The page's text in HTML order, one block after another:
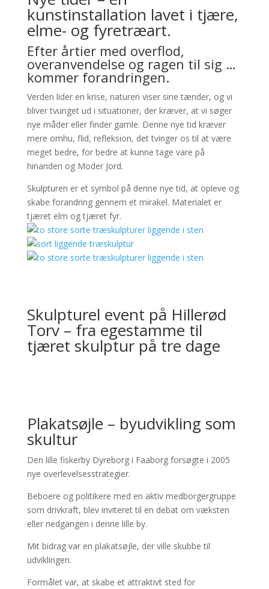
kunstinstallation lavet i tjære,
elme- og fyretræart.
Efter årtier med overflod,
overanvendelse og ragen til sig …
kommer forandringen.
Verden lider en krise, naturen viser sine tænder, og vi
bliver tvunget ud i situationer, der kræver, at vi søger
nye måder eller finder gamle. Denne nye tid kræver
mere omhu, flid, refleksion, det tvinger os til at være
meget bedre, for bedre at kunne tage vare på
hinanden og Moder Jord.
Skulpturen er et symbol på denne nye tid, at opleve og
skabe forandring gennem et mirakel. Materialet er
tjæret elm og tjæret fyr.
Skulpturel event på Hillerød
Torv – fra egestamme til
tjæret skulptur på tre dage
Plakatsøjle – byudvikling som
skultur
Den lille fiskerby Dyreborg i Faaborg forsøgte i 2005
nye overlevelsesstrategier.
Beboere og politikere med en aktiv medborgergruppe
som drivkraft, blev inviteret til en debat om væksten
eller nedgangen i denne lille by.
Mit bidrag var en plakatsøjle, der ville skubbe til
udviklingen.
Formålet var, at skabe et attraktivt sted for